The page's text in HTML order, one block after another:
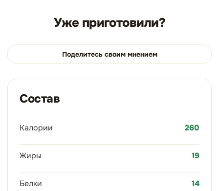
Уже приготовили?
Поделитесь своим мнением
Состав
Калории 260
Жиры 19
Белки 14